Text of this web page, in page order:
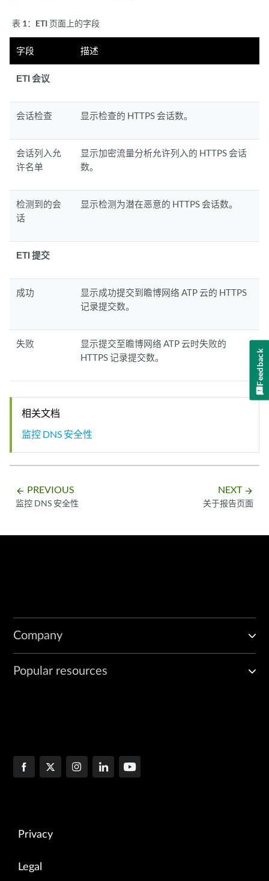
表 1： ETI 页面上的字段
字段 描述
ETI 会议
会话检查 显示检查的 HTTPS 会话数。
会话列入允
许名单
显示加密流量分析允许列入的 HTTPS 会话
数。
检测到的会
话
显示检测为潜在恶意的 HTTPS 会话数。
ETI 提交
成功
显示成功提交到瞻博网络 ATP 云的 HTTPS
记录提交数。
失败
显示提交至瞻博网络 ATP 云时失败的
HTTPS 记录提交数。
相关文档
监控 DNS 安全性
arrow_backward PREVIOUS
监控 DNS 安全性
NEXT arrow_forward
关于报告页面
Company
Popular resources
Privacy
Legal
Feedback